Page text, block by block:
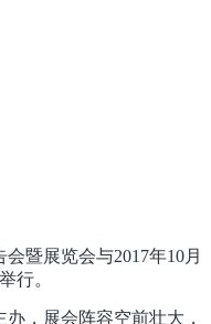
暨展览会与2017年10月
行。
，展会阵容空前壮大，